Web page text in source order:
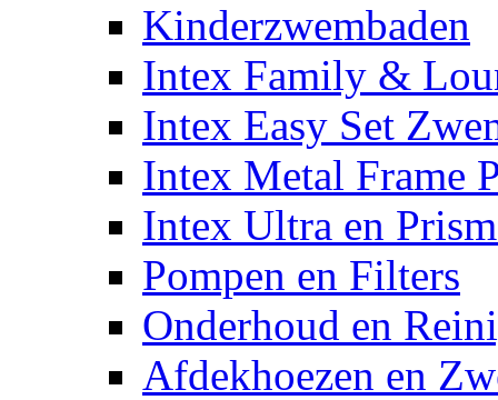
Kinderzwembaden
Intex Family &
Intex Easy Set
Intex Metal Frame
Intex Ultra en
Pompen en Filters
Onderhoud en
Afdekhoezen en